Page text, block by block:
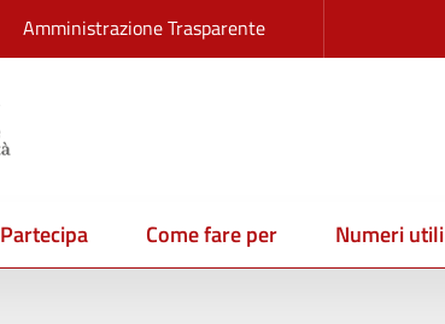
Amministrazione Trasparente
Partecipa Come fare per Numeri utili